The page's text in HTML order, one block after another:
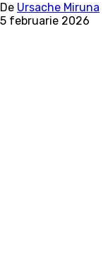
De Ursache Miruna
5 februarie 2026